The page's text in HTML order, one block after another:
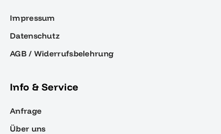
Impressum
Datenschutz
AGB / Widerrufsbelehrung
Info & Service
Anfrage
Über uns